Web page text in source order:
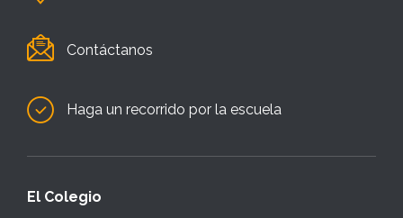
Contáctanos
Haga un recorrido por la escuela
El Colegio